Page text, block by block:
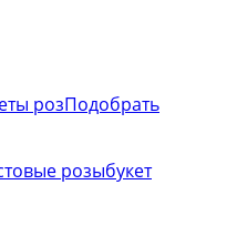
розПодобрать
розыбукет